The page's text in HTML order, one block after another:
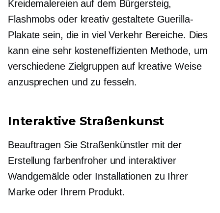
Kreidemalereien auf dem Bürgersteig,
Flashmobs oder kreativ gestaltete Guerilla-
Plakate sein, die in viel VerkehrBereiche. Dies
kann eine sehr kosteneffizienten Methode, um
verschiedene Zielgruppen auf kreative Weise
anzusprechen und zu fesseln.
Interaktive Straßenkunst
Beauftragen Sie Straßenkünstler mit der
Erstellung farbenfroher und interaktiver
Wandgemälde oder Installationen zu Ihrer
Marke oder Ihrem Produkt.